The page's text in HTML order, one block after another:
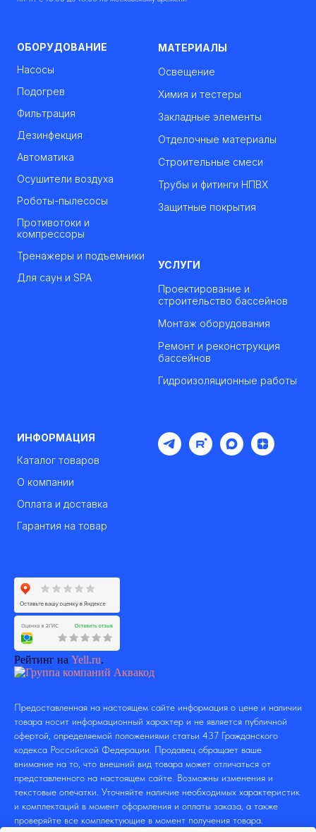
ОБОРУДОВАНИЕ
Насосы
Подогрев
Фильтрация
Дезинфекция
Автоматика
Осушители воздуха
Роботы-пылесосы
Противотоки и
компрессоры
Тренажеры и подъемники
Для саун и SPA
МАТЕРИАЛЫ
Освещение
Химия и тестеры
Закладные элементы
Отделочные материалы
Строительные смеси
Трубы и фитинги НПВХ
Защитные покрытия
УСЛУГИ
Проектирование и
строительство бассейнов
Монтаж оборудования
Ремонт и реконструкция
бассейнов
Гидроизоляционные работы
ИНФОРМАЦИЯ
Каталог товаров
О компании
Оплата и доставка
Гарантия на товар
Рейтинг на Yell.ru.
Предоставленная на настоящем сайте информация о цене и наличии
товара носит информационный характер и не является публичной
офертой, определяемой положениями статьи 437 Гражданского
кодекса Российской Федерации. Продавец обращает ваше
внимание на то, что внешний вид товара может отличаться от
представленного на настоящем сайте. Возможны изменения и
текстовые опечатки. Уточняйте наличие необходимых характеристик
и комплектаций в момент оформления и оплаты заказа, а также
проверяйте все комплектующие в момент получения товара.